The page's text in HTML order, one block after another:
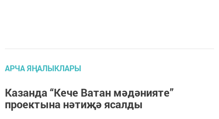
АРЧА ЯҢАЛЫКЛАРЫ
Казанда “Кече Ватан мәдәнияте”
проектына нәтиҗә ясалды